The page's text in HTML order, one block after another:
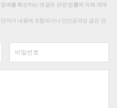
예를 훼손하는 댓글은 관련 법률에 의해 제재
어가 내용에 포함되거나 인신공격성 글은 관